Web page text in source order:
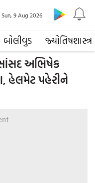
બોલીવુડ જ્યોતિષશાસ્ત્ર
Sun, 9 Aug 2026
અભિષેક
હેલમેટ પહેરીને